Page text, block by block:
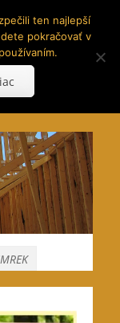
ten najlepší
pokračovať v